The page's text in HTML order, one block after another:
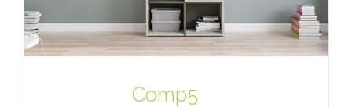
Comp5